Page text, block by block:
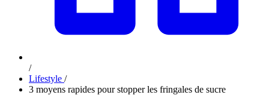
/
Lifestyle /
3 moyens rapides pour stopper les fringales de sucre